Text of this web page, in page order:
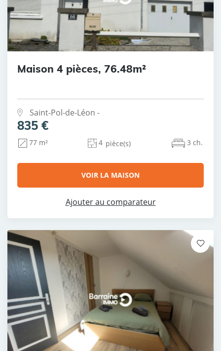
Maison 4 pièces, 76.48m²
Saint-Pol-de-Léon -
835 €
77 m² 4 pièce(s) 3 ch.
VOIR LA MAISON
Ajouter au comparateur